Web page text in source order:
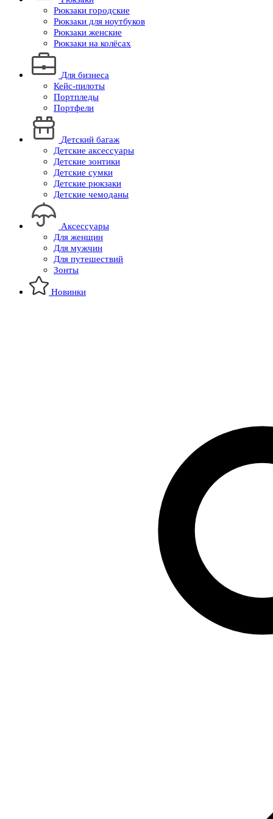
Рюкзаки городские
Рюкзаки для ноутбуков
Рюкзаки женские
Рюкзаки на колёсах
Для бизнеса
Кейс-пилоты
Портпледы
Портфели
Детский багаж
Детские аксессуары
Детские зонтики
Детские сумки
Детские рюкзаки
Детские чемоданы
Аксессуары
Для женщин
Для мужчин
Для путешествий
Зонты
Новинки